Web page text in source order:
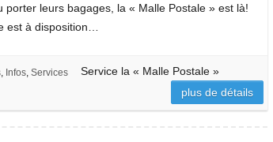
leurs bagages, la « Malle Postale » est là!
est à disposition…
, Infos, Services
Service la « Malle Postale »
plus de détails